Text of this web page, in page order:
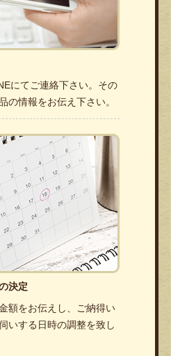
にてご連絡下さい。その
の情報をお伝え下さい。
決定
額をお伝えし、ご納得い
いする日時の調整を致し